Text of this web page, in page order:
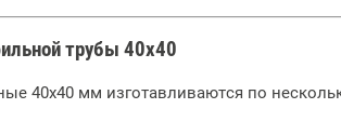
трубы 40х40
40х40 мм изготавливаются по